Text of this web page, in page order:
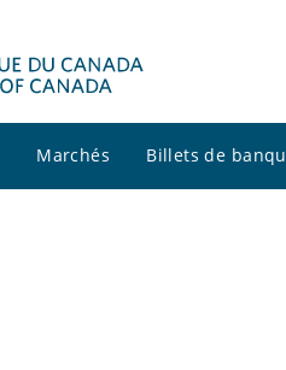
Marchés Billets de